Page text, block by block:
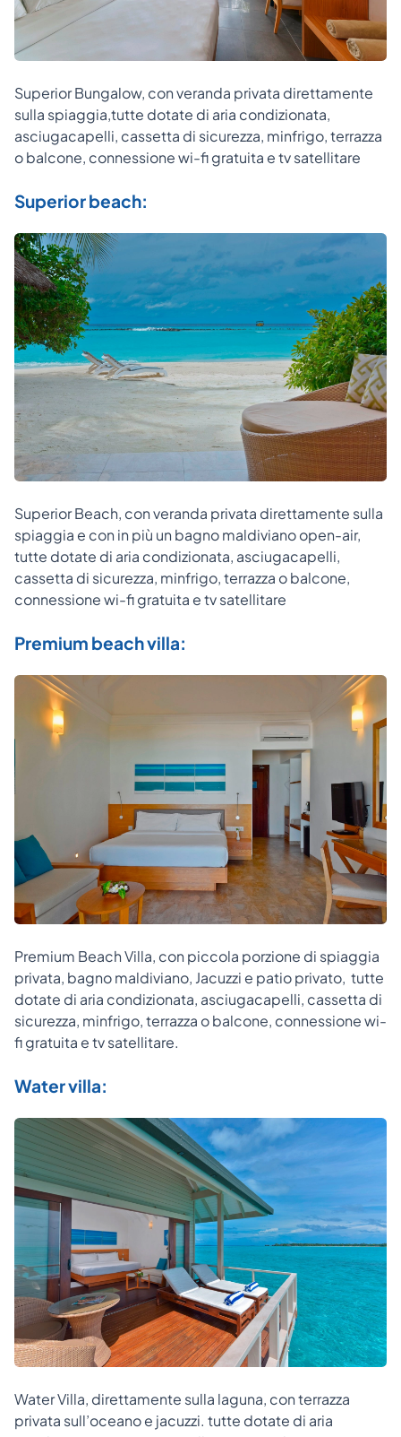
Superior Bungalow, con veranda privata direttamente
sulla spiaggia,tutte dotate di aria condizionata,
asciugacapelli, cassetta di sicurezza, minfrigo, terrazza
o balcone, connessione wi-fi gratuita e tv satellitare
Superior beach:
Superior Beach, con veranda privata direttamente sulla
spiaggia e con in più un bagno maldiviano open-air,
tutte dotate di aria condizionata, asciugacapelli,
cassetta di sicurezza, minfrigo, terrazza o balcone,
connessione wi-fi gratuita e tv satellitare
Premium beach villa:
Premium Beach Villa, con piccola porzione di spiaggia
privata, bagno maldiviano, Jacuzzi e patio privato, tutte
dotate di aria condizionata, asciugacapelli, cassetta di
sicurezza, minfrigo, terrazza o balcone, connessione wi-
fi gratuita e tv satellitare.
Water villa:
Water Villa, direttamente sulla laguna, con terrazza
privata sull’oceano e jacuzzi. tutte dotate di aria